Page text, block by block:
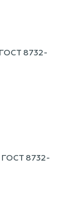
ГОСТ 8732-
ГОСТ 8732-